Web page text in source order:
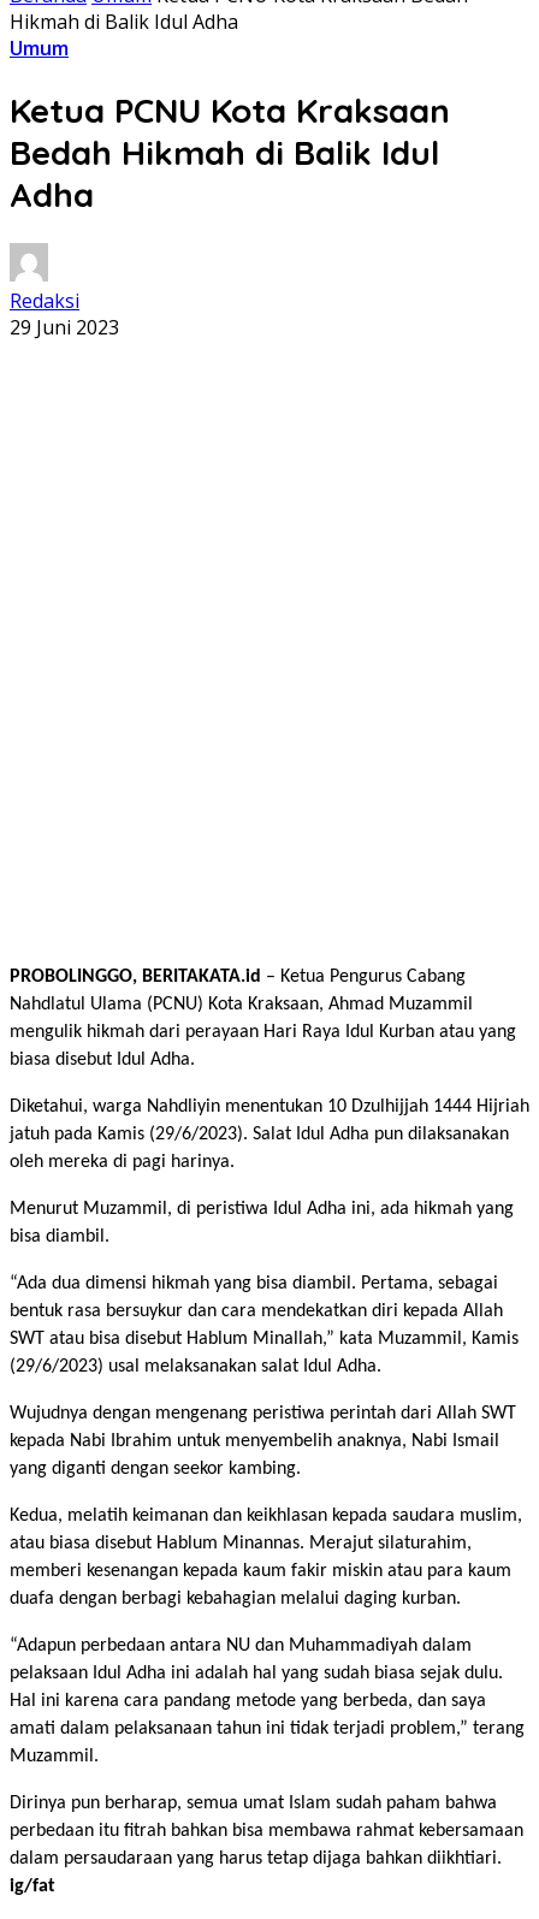
Hikmah di Balik Idul Adha
Umum
Ketua PCNU Kota Kraksaan
Bedah Hikmah di Balik Idul
Adha
Redaksi
29 Juni 2023
PROBOLINGGO, BERITAKATA.id – Ketua Pengurus Cabang
Nahdlatul Ulama (PCNU) Kota Kraksaan, Ahmad Muzammil
mengulik hikmah dari perayaan Hari Raya Idul Kurban atau yang
biasa disebut Idul Adha.
Diketahui, warga Nahdliyin menentukan 10 Dzulhijjah 1444 Hijriah
jatuh pada Kamis (29/6/2023). Salat Idul Adha pun dilaksanakan
oleh mereka di pagi harinya.
Menurut Muzammil, di peristiwa Idul Adha ini, ada hikmah yang
bisa diambil.
“Ada dua dimensi hikmah yang bisa diambil. Pertama, sebagai
bentuk rasa bersuykur dan cara mendekatkan diri kepada Allah
SWT atau bisa disebut Hablum Minallah,” kata Muzammil, Kamis
(29/6/2023) usal melaksanakan salat Idul Adha.
Wujudnya dengan mengenang peristiwa perintah dari Allah SWT
kepada Nabi Ibrahim untuk menyembelih anaknya, Nabi Ismail
yang diganti dengan seekor kambing.
Kedua, melatih keimanan dan keikhlasan kepada saudara muslim,
atau biasa disebut Hablum Minannas. Merajut silaturahim,
memberi kesenangan kepada kaum fakir miskin atau para kaum
duafa dengan berbagi kebahagian melalui daging kurban.
“Adapun perbedaan antara NU dan Muhammadiyah dalam
pelaksaan Idul Adha ini adalah hal yang sudah biasa sejak dulu.
Hal ini karena cara pandang metode yang berbeda, dan saya
amati dalam pelaksanaan tahun ini tidak terjadi problem,” terang
Muzammil.
Dirinya pun berharap, semua umat Islam sudah paham bahwa
perbedaan itu fitrah bahkan bisa membawa rahmat kebersamaan
dalam persaudaraan yang harus tetap dijaga bahkan diikhtiari.
ig/fat